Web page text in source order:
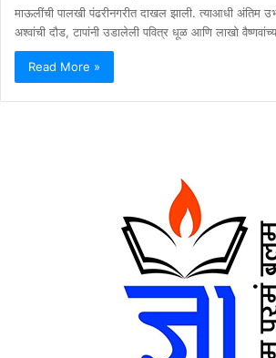
माऊलींची पालखी पंढरीनगरीत दाखल झाली. त्याआधी अंतिम
अश्वांची दौड, टापांनी उडालेली पवित्र धूळ आणि लाखो
Read More »